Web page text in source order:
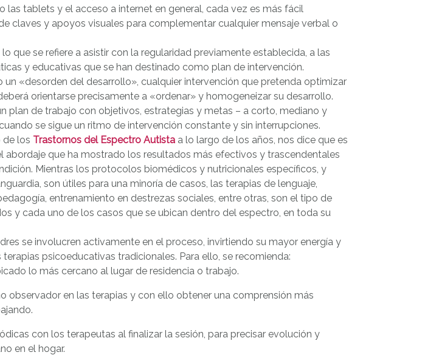
las tablets y el acceso a internet en general, cada vez es más fácil
claves y apoyos visuales para complementar cualquier mensaje verbal o
que se refiere a asistir con la regularidad previamente establecida, a las
y educativas que se han destinado como plan de intervención.
«desorden del desarrollo», cualquier intervención que pretenda optimizar
orientarse precisamente a «ordenar» y homogeneizar su desarrollo.
plan de trabajo con objetivos, estrategias y metas – a corto, mediano y
se sigue un ritmo de intervención constante y sin interrupciones.
de los Trastornos del Espectro Autista a lo largo de los años, nos dice que es
abordaje que ha mostrado los resultados más efectivos y trascendentales
Mientras los protocolos biomédicos y nutricionales específicos, y
son útiles para una minoría de casos, las terapias de lenguaje,
entrenamiento en destrezas sociales, entre otras, son el tipo de
y cada uno de los casos que se ubican dentro del espectro, en toda su
se involucren activamente en el proceso, invirtiendo su mayor energía y
psicoeducativas tradicionales. Para ello, se recomienda:
lo más cercano al lugar de residencia o trabajo.
observador en las terapias y con ello obtener una comprensión más
con los terapeutas al finalizar la sesión, para precisar evolución y
en el hogar.